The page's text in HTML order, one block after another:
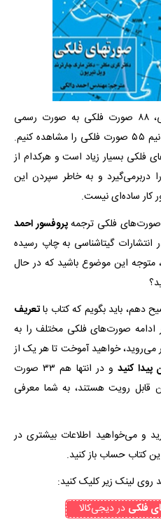
تا امروز، در نیمکره شمالی و جنوبی، ۸۸ صورت فلکی به صورت رسمی
تعریف شده‌اند که در ایران ما می‌توانیم ۵۵ صورت فلکی را مشاهده کنیم.
فلکی بسیار زیاد است و هرکدام از
دربرمی‌گیرد و به خاطر سپردن این
کار ساده‌ای نیست.
فلکی ترجمهپروفسور احمد
انتشارات گیتاشناسی به چاپ رسیده
این موضوع باشید که در حال
دهم، باید بگویم که کتاب باتعریف
ادامه صورت‌های فلکی مختلف را به
می‌روید، خواهید آموخت تا هر یک از
پیدا کنید
و در انتها هم ۳۳ صورت
قابل رویت هستند، به شما معرفی
و می‌خواهید اطلاعات بیشتری در
کتاب حساب باز کنید.
روی لینک زیر کلیک کنید:
فلکی در دیجی‌کالا